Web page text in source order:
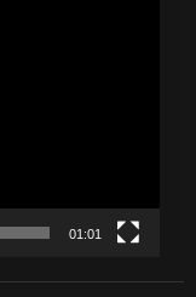
01:01